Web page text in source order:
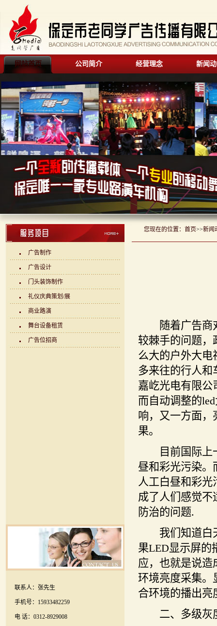
网站首页 公司简介 经营理念 新闻
广告制作
广告设计
门头装饰制作
礼仪庆典策划/展
商业路演
舞台设备租赁
广告位招商
联系人：张先生
手机号：15933482259
电 话：0312-8929008
您现在的位置： 首页>>新闻
随着广告商对
较棘手的问题，
么大的户外大电
多来往的行人
嘉屹光电有限公
而自动调整的
响，又一方面，
果。
目前国际上一
昼和彩光污染。
人工白昼和彩光
成了人们感觉不
防治的问题.
我们知道白天
果LED显示屏的
应，也就是说造
环境亮度采集。
合环境的播出亮
二、多级灰